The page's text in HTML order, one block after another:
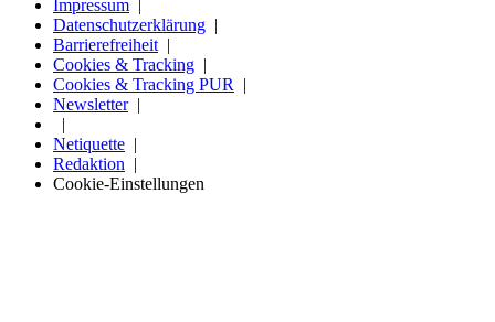
Impressum
Datenschutzerklärung
Barrierefreiheit
Cookies & Tracking
Cookies & Tracking PUR
Newsletter
Netiquette
Redaktion
Cookie-Einstellungen